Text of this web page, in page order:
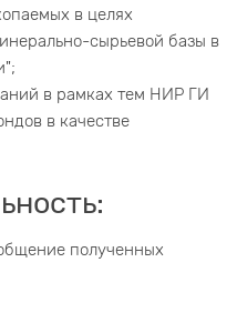
в целях
сырьевой базы в
в рамках тем НИР ГИ
в качестве
полученных